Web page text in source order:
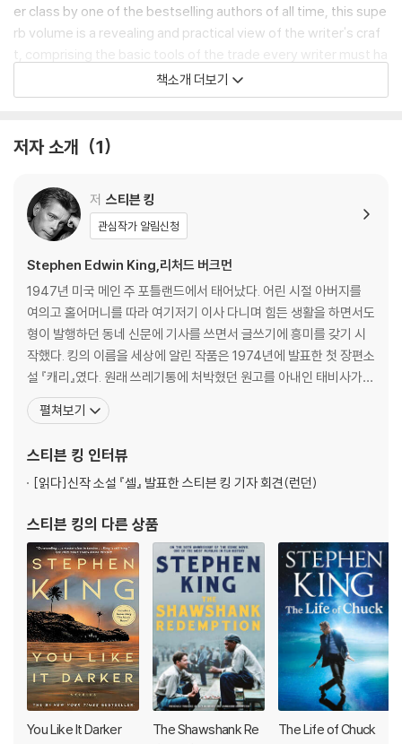
er class by one of the bestselling authors of all time, this supe
rb volume is a revealing and practical view of the writer's craf
t, comprising the basic tools of the trade every writer must ha
ve. King's advice is grounded in his vivid memories from childh
ood through his emergence as a writer, from his struggling ear
and how the inextricable link between writing and living spurre
Writing will empower and entertain everyone who reads it -- f
ans, writers, and anyone who loves a great story well told.
책소개 더보기
저자 소개 1
저 스티븐 킹
관심작가 알림신청
Stephen Edwin King,리처드 버크먼
1947년 미국 메인 주 포틀랜드에서 태어났다. 어린 시절 아버지를
여의고 홀어머니를 따라 여기저기 이사 다니며 힘든 생활을 하면서도
형이 발행하던 동네 신문에 기사를 쓰면서 글쓰기에 흥미를 갖기 시
작했다. 킹의 이름을 세상에 알린 작품은 1974년에 발표한 첫 장편소
설 『캐리』였다. 원래 쓰레기통에 처박혔던 원고를 아내인 태비사가
설득하여 고쳐 쓴 이 작품으로 킹은 작가로서 경력을 쌓기 시작했고,
이후 30여 년간 500여 편의 작품을 발표하여 모든 책이 전 세계적인
작품들은 지금까지 33개 언어로 번역되
펼쳐보기
스티븐 킹 인터뷰
[읽다]신작 소설 『셀』 발표한 스티븐 킹 기자 회견(런던)
스티븐 킹의 다른 상품
You Like It Darker
The Shawshank Re
The Life of Chuck